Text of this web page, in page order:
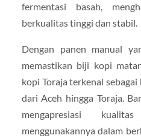
fermentasi basah,
berkualitas tinggi dan stabil.
Dengan panen manual
memastikan biji kopi
kopi Toraja terkenal
dari Aceh hingga Toraja.
mengapresiasi
menggunakannya dalam